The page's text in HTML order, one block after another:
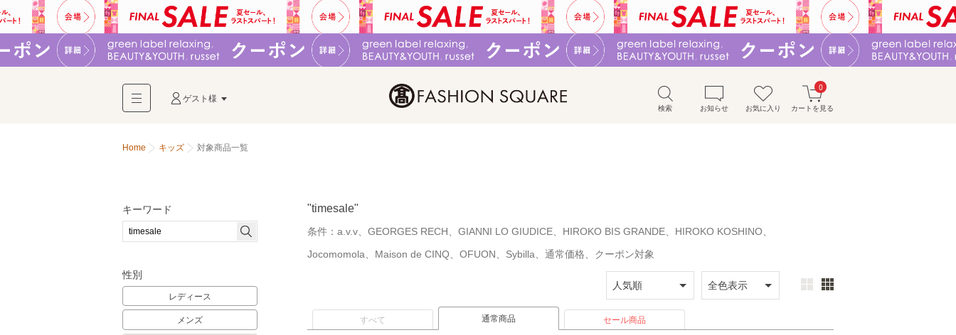
ゲスト様
検索 お知らせ お気に入り カートを見る
0
Home キッズ 対象商品一覧
"timesale"
条件： a.v.v、GEORGES RECH、GIANNI LO GIUDICE、HIROKO BIS GRANDE、HIROKO KOSHINO、
Jocomomola、Maison de CINQ、OFUON、Sybilla、通常価格、クーポン対象
すべて 通常商品 セール商品
キーワード
性別
レディース
メンズ